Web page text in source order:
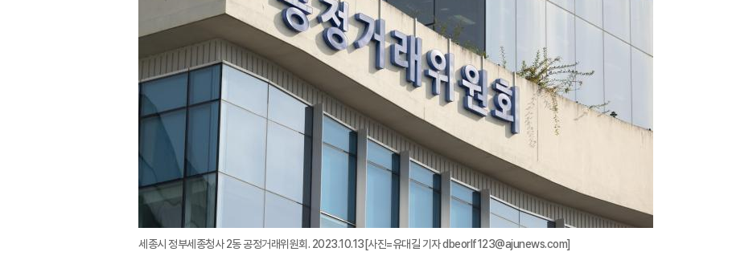
세종시 정부세종청사 2동 공정거래위원회. 2023.10.13[사진=유대길 기자 dbeorlf123@ajunews.com]